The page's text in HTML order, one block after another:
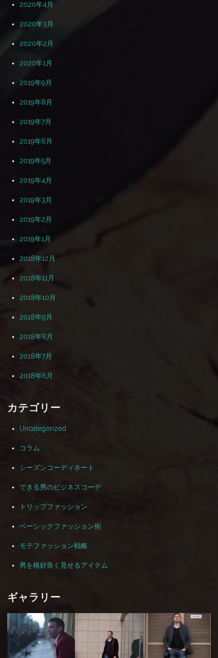
2020年4月
2020年3月
2020年2月
2020年1月
2019年9月
2019年8月
2019年7月
2019年6月
2019年5月
2019年4月
2019年3月
2019年2月
2019年1月
2018年12月
2018年11月
2018年10月
2018年9月
2018年8月
2018年7月
2018年6月
カテゴリー
Uncategorized
コラム
シーズンコーディネート
できる男のビジネスコーデ
トリップファッション
ベーシックファッション術
モテファッション戦略
男を格好良く見せるアイテム
ギャラリー